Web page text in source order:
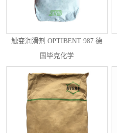
触变润滑剂 OPTIBENT 987 德
国毕克化学